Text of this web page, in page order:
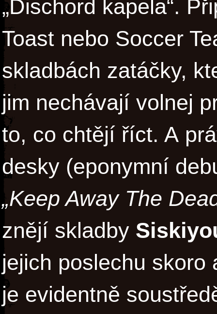
„Dischord kapela“.
Toast nebo Soccer
skladbách zatáčky,
jim nechávají volnej
to, co chtějí říct. A
desky (eponymní
„Keep Away The
znějí skladby
jejich poslechu skoro
je evidentně